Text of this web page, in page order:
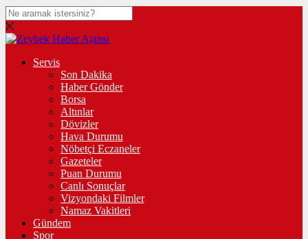
Servis
Son Dakika
Haber Gönder
Borsa
Altınlar
Dövizler
Hava Durumu
Nöbetçi Eczaneler
Gazeteler
Puan Durumu
Canlı Sonuçlar
Vizyondaki Filmler
Namaz Vakitleri
Gündem
Spor